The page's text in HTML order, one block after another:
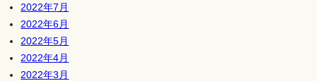
2022年7月
2022年6月
2022年5月
2022年4月
2022年3月